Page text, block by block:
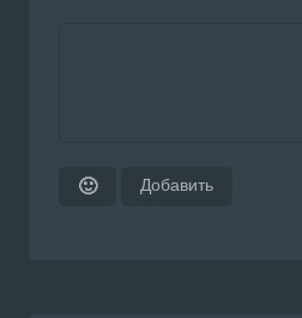
🙂 Добавить